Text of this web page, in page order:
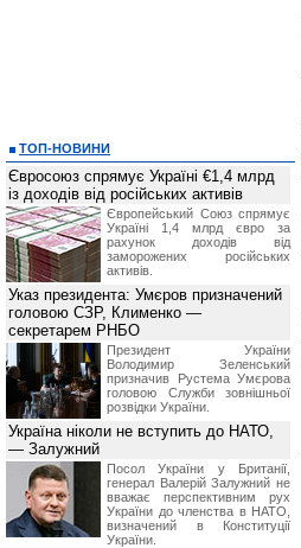
ТОП-НОВИНИ
Євросоюз спрямує Україні €1,4 млрд
із доходів від російських активів
Європейський Союз спрямує
Україні 1,4 млрд євро за
рахунок доходів від
заморожених російських
активів.
Указ президента: Умєров призначений
головою СЗР, Клименко —
секретарем РНБО
Президент України
Володимир Зеленський
призначив Pустема Умєрова
головою Служби зовнішньої
розвідки України.
Україна ніколи не вступить до НАТО,
— Залужний
Посол України у Британії,
генерал Валерій Залужний не
вважає перспективним рух
України до членства в НАТО,
визначений в Конституції
України.